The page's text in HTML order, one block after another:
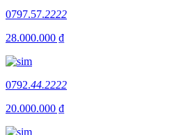
0797.57.2222
28.000.000 ₫
0792.44.2222
20.000.000 ₫